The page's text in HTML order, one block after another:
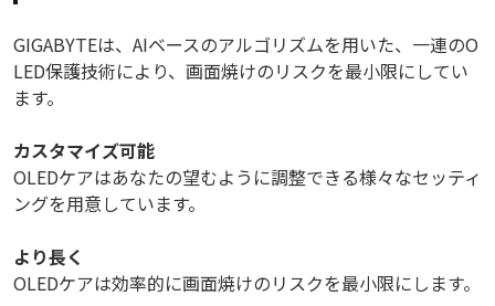
GIGABYTEは、AIベースのアルゴリズムを用いた、一連のO
LED保護技術により、画面焼けのリスクを最小限にしてい
ます。
カスタマイズ可能​​
OLEDケアはあなたの望むように調整できる様々なセッティ
ングを用意しています。
より長く​
OLEDケアは効率的に画面焼けのリスクを最小限にします。